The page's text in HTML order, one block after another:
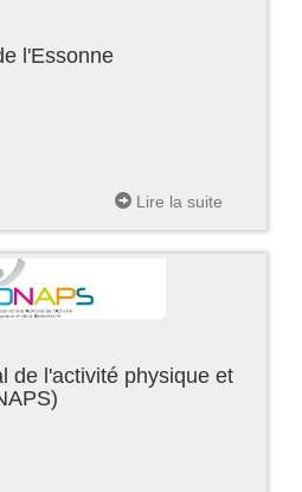
l'Essonne
Lire la suite
de l'activité physique et